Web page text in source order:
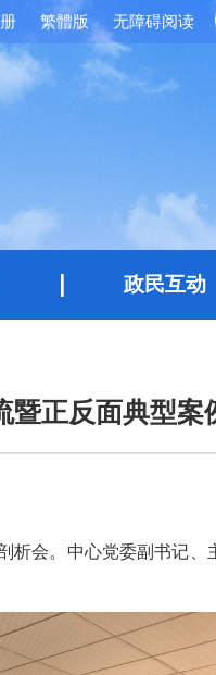
繁體版 无障碍阅读
政民互动
暨正反面典型案
析会。中心党委副书记、